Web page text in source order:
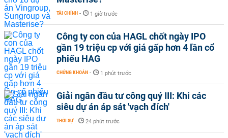
TÀI CHÍNH - 1 giờ trước
Công ty con của HAGL chốt ngày IPO
gần 19 triệu cp với giá gấp hơn 4 lần cổ
phiếu HAG
CHỨNG KHOÁN - 1 phút trước
Giải ngân đầu tư công quý III: Khi các
siêu dự án áp sát 'vạch đích'
THỜI SỰ - 24 phút trước